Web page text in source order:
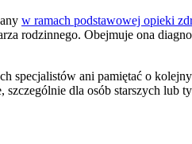
w ramach podstawowej opieki
rodzinnego. Obejmuje ona
specjalistów ani pamiętać o
dla osób starszych lub